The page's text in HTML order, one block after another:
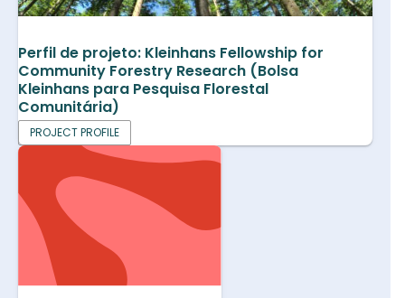
Perfil de projeto: Kleinhans Fellowship for
Community Forestry Research (Bolsa
Kleinhans para Pesquisa Florestal
Comunitária)
PROJECT PROFILE